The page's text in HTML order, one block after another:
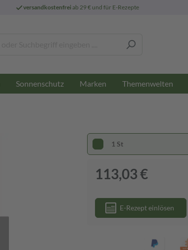
versandkostenfreiab 29 € und für E-Rezepte
Sonnenschutz Marken Themenwelten
1 St
113,03 €
E-Rezept einlösen